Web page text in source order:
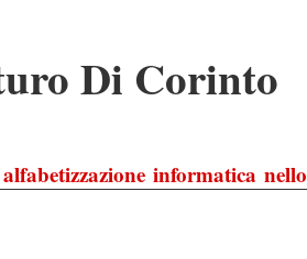
Di Corinto
informatica nello